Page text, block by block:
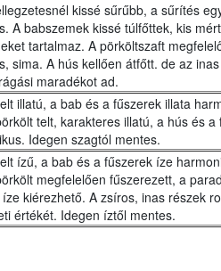
kissé sűrűbb, a sűrítés
A babszemek kissé túlfőttek, kis
tartalmaz. A pörköltszaft
sima. A hús kellően átfőtt. de az
maradékot ad.
illatú, a bab és a fűszerek illata
telt, karakteres illatú, a hús és a
Idegen szagtól mentes.
ízű, a bab és a fűszerek íze
megfelelően fűszerezett, a
kiérezhető. A zsíros, inas részek
értékét. Idegen íztől mentes.